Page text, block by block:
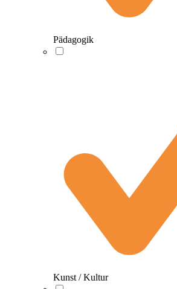
Pädagogik
Kunst / Kultur